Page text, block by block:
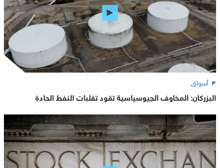
أسواق
البزركان: المخاوف الجيوسياسية تقود تقلبات النفط الحادة